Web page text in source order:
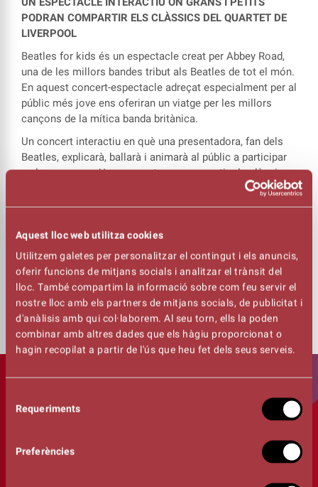
Aquest lloc web utilitza cookies
Utilitzem galetes per personalitzar el contingut i els anuncis,
oferir funcions de mitjans socials i analitzar el trànsit del
lloc. També compartim la informació sobre com feu servir el
nostre lloc amb els partners de mitjans socials, de publicitat i
d'anàlisis amb qui col·laborem. Al seu torn, ells la poden
combinar amb altres dades que els hàgiu proporcionat o
hagin recopilat a partir de l'ús que heu fet dels seus serveis.
Requeriments
Preferències
PODRAN COMPARTIR ELS CLÀSSICS DEL QUARTET DE
LIVERPOOL
Beatles for kids és un espectacle creat per Abbey Road,
una de les millors bandes tribut als Beatles de tot el món.
En aquest concert-espectacle adreçat especialment per al
públic més jove ens oferiran un viatge per les millors
cançons de la mítica banda britànica.
Un concert interactiu en què una presentadora, fan dels
Beatles, explicarà, ballarà i animarà al públic a participar
en les cançons. Una proposta per compartir els clàssics
del quartet de Liverpool. Un espai per cantar, ballar i
gaudir d’un moment musical amb tota la família, xics i
Consulta les mesures de seguretat i prevenció de la
COVID-19